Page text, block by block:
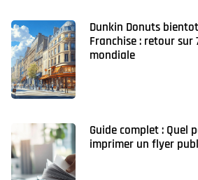
Dunkin Donuts
Franchise : retour sur
mondiale
Guide complet : Quel
imprimer un flyer